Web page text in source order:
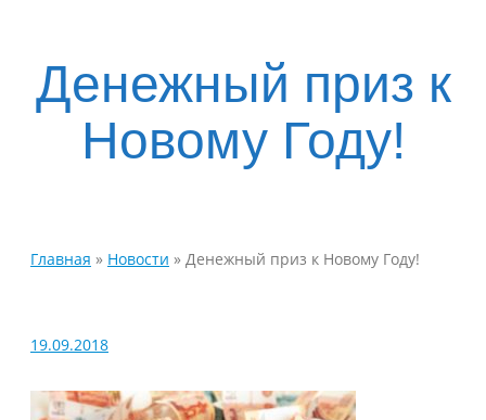
Денежный приз к
Новому Году!
Главная » Новости » Денежный приз к Новому Году!
19.09.2018